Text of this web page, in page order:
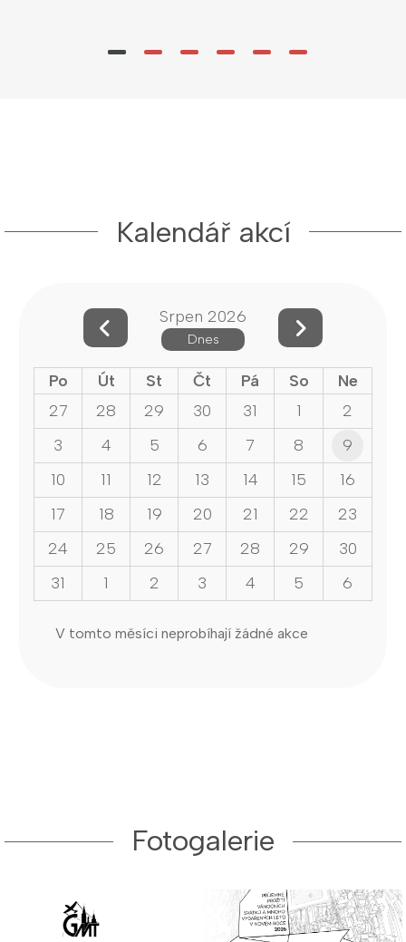
Kalendář akcí
Srpen 2026
Dnes
Po Út St Čt Pá So
Ne
27
28 29 30 31 1
2
3
4 5 6 7 8
9
10
11 12 13 14 15
16
17
18 19 20 21 22
23
24
25 26 27 28 29
30
31
1 2 3 4 5 6
V tomto měsíci neprobíhají žádné akce
Fotogalerie